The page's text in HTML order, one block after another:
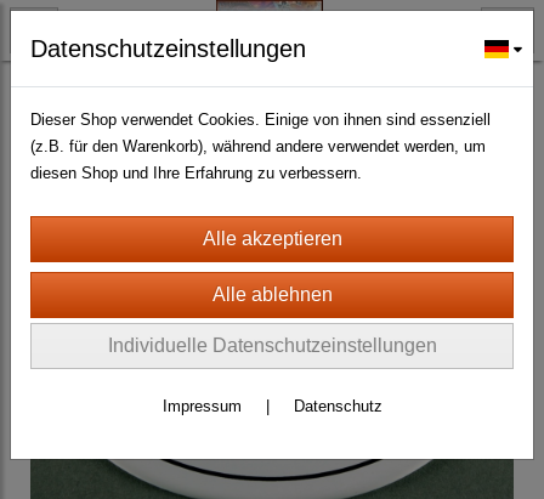
BLECH- + HOLZSCHILDER-MAGNETE
EMAILLE SCHILDER aller Art
(168)
Datenschutzeinstellungen
Dieser Shop verwendet Cookies. Einige von ihnen sind essenziell
(z.B. für den Warenkorb), während andere verwendet werden, um
diesen Shop und Ihre Erfahrung zu verbessern.
Individuelle Datenschutzeinstellungen
Impressum Datenschutz